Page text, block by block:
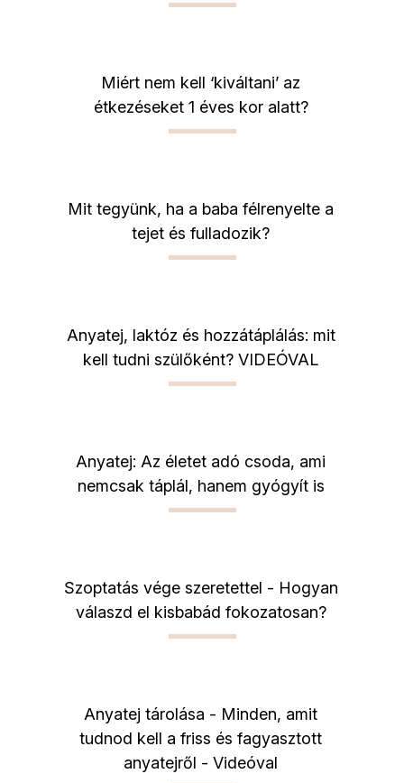
Miért nem kell ‘kiváltani’ az
étkezéseket 1 éves kor alatt?
Mit tegyünk, ha a baba félrenyelte a
tejet és fulladozik?
Anyatej, laktóz és hozzátáplálás: mit
kell tudni szülőként? VIDEÓVAL
Anyatej: Az életet adó csoda, ami
nemcsak táplál, hanem gyógyít is
Szoptatás vége szeretettel - Hogyan
válaszd el kisbabád fokozatosan?
Anyatej tárolása - Minden, amit
tudnod kell a friss és fagyasztott
anyatejről - Videóval